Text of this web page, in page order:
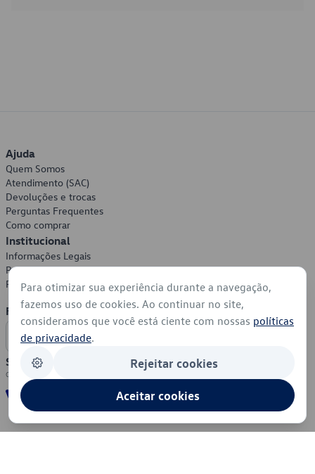
Ajuda
Quem Somos
Atendimento (SAC)
Devoluções e trocas
Perguntas Frequentes
Como comprar
Institucional
Informações Legais
Política de Privacidade
Política de Cookies
Formas de Pagamento
Segurança
Para otimizar sua experiência durante a navegação,
fazemos uso de cookies. Ao continuar no site,
consideramos que você está ciente com nossas políticas
de privacidade.
Rejeitar cookies
Aceitar cookies